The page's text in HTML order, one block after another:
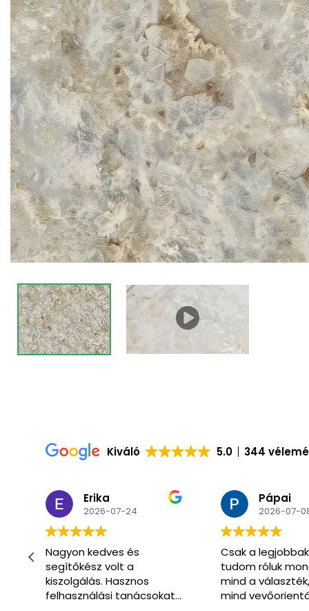
Kiváló 5.0 344
Pápai
2026-07-08
Csak a legjobbakat
tudom róluk mondani
mind a választék,
mind vevőorientáltság
Csaba
2026-07-
Már másodszor
vásároltunk itt.
Óriási választék és
hozzáértő